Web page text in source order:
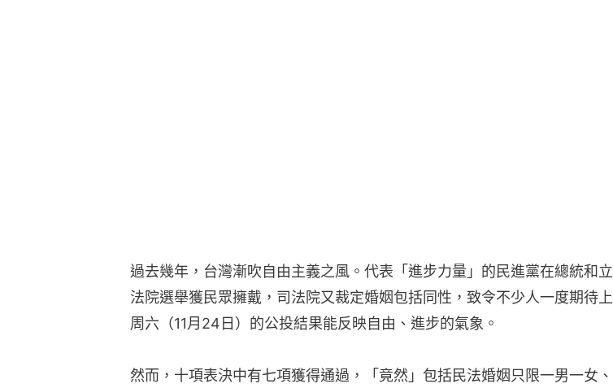
過去幾年，台灣漸吹自由主義之風。代表「進步力量」的民進黨在總統和立
法院選舉獲民眾擁戴，司法院又裁定婚姻包括同性，致令不少人一度期待上
周六（11月24日）的公投結果能反映自由、進步的氣象。
然而，十項表決中有七項獲得通過，「竟然」包括民法婚姻只限一男一女、